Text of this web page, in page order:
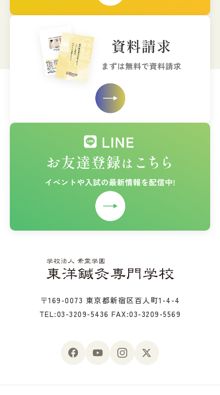
〒169-0073 東京都新宿区百人町1-4-4
TEL:03-3209-5436 FAX:03-3209-5569